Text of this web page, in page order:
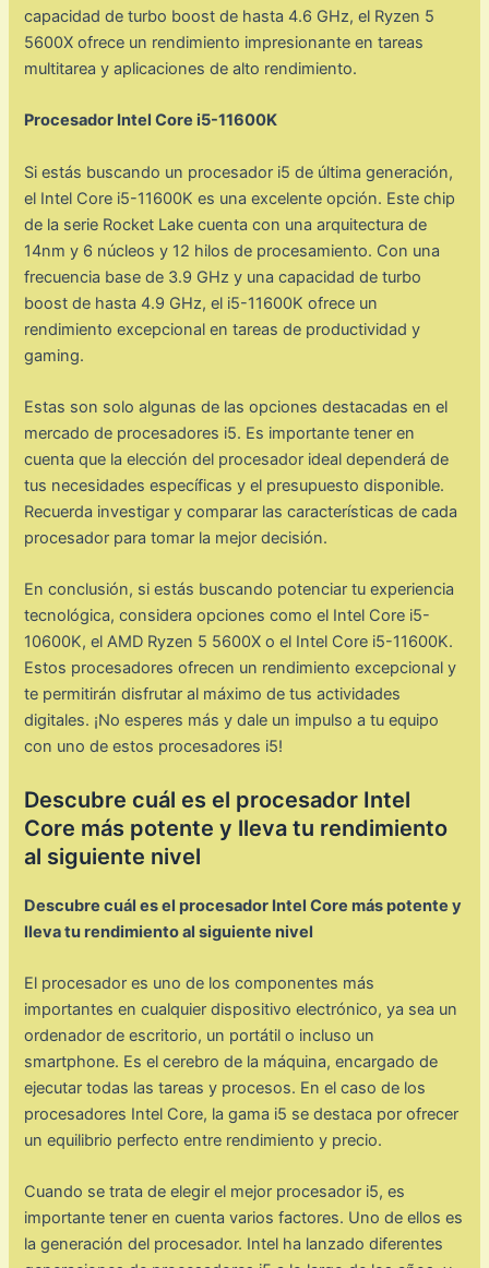
capacidad de turbo boost de hasta 4.6 GHz, el Ryzen 5
5600X ofrece un rendimiento impresionante en tareas
multitarea y aplicaciones de alto rendimiento.
Procesador Intel Core i5-11600K
Si estás buscando un procesador i5 de última generación,
el Intel Core i5-11600K es una excelente opción. Este chip
de la serie Rocket Lake cuenta con una arquitectura de
14nm y 6 núcleos y 12 hilos de procesamiento. Con una
frecuencia base de 3.9 GHz y una capacidad de turbo
boost de hasta 4.9 GHz, el i5-11600K ofrece un
rendimiento excepcional en tareas de productividad y
gaming.
Estas son solo algunas de las opciones destacadas en el
mercado de procesadores i5. Es importante tener en
cuenta que la elección del procesador ideal dependerá de
tus necesidades específicas y el presupuesto disponible.
Recuerda investigar y comparar las características de cada
procesador para tomar la mejor decisión.
En conclusión, si estás buscando potenciar tu experiencia
tecnológica, considera opciones como el Intel Core i5-
10600K, el AMD Ryzen 5 5600X o el Intel Core i5-11600K.
Estos procesadores ofrecen un rendimiento excepcional y
te permitirán disfrutar al máximo de tus actividades
digitales. ¡No esperes más y dale un impulso a tu equipo
con uno de estos procesadores i5!
Descubre cuál es el procesador Intel
Core más potente y lleva tu rendimiento
al siguiente nivel
Descubre cuál es el procesador Intel Core más potente y
lleva tu rendimiento al siguiente nivel
El procesador es uno de los componentes más
importantes en cualquier dispositivo electrónico, ya sea un
ordenador de escritorio, un portátil o incluso un
smartphone. Es el cerebro de la máquina, encargado de
ejecutar todas las tareas y procesos. En el caso de los
procesadores Intel Core, la gama i5 se destaca por ofrecer
un equilibrio perfecto entre rendimiento y precio.
Cuando se trata de elegir el mejor procesador i5, es
importante tener en cuenta varios factores. Uno de ellos es
la generación del procesador. Intel ha lanzado diferentes